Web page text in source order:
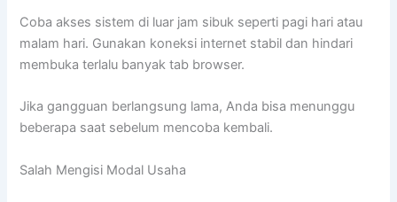
Coba akses sistem di luar jam sibuk seperti pagi hari atau
malam hari. Gunakan koneksi internet stabil dan hindari
membuka terlalu banyak tab browser.
Jika gangguan berlangsung lama, Anda bisa menunggu
beberapa saat sebelum mencoba kembali.
Salah Mengisi Modal Usaha